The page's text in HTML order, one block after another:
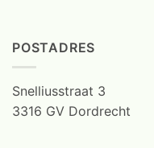
POSTADRES
Snelliusstraat 3
3316 GV Dordrecht